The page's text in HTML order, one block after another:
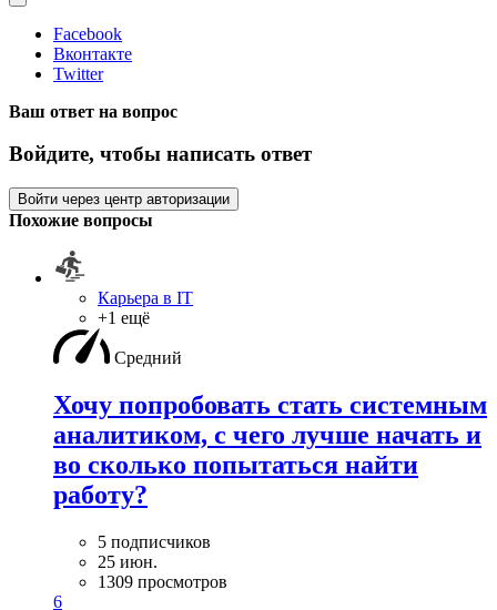
Facebook
Вконтакте
Twitter
Ваш ответ на вопрос
Войдите, чтобы написать ответ
Войти через центр авторизации
Похожие вопросы
Карьера в IT
+1 ещё
Средний
Хочу попробовать стать системным
аналитиком, с чего лучше начать и
во сколько попытаться найти
работу?
5 подписчиков
25 июн.
1309 просмотров
6